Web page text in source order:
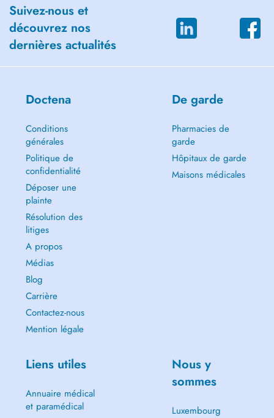
Suivez-nous et
découvrez nos
dernières actualités
Doctena
Conditions
générales
Politique de
confidentialité
Déposer une
plainte
Résolution des
litiges
A propos
Médias
Blog
Carrière
Contactez-nous
Mention légale
De garde
Pharmacies de
garde
Hôpitaux de garde
Maisons médicales
Liens utiles
Annuaire médical
et paramédical
Nous y
sommes
Luxembourg